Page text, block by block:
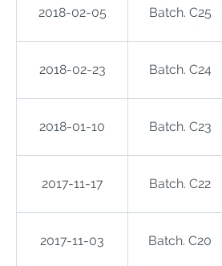
2018-02-05 Batch. C25
2018-02-23 Batch. C24
2018-01-10 Batch. C23
2017-11-17 Batch. C22
2017-11-03 Batch. C20